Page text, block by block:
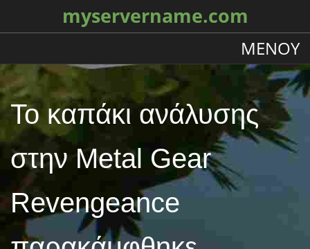
myservername.com
ΜΕΝΟΎ
Το καπάκι ανάλυσης
στην Metal Gear
Revengeance